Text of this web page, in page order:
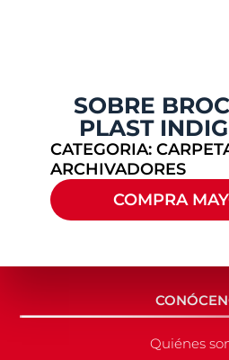
SOBRE
PLAST
CATEGORIA:
ARCHIVADORES
COMPRA
Quiénes